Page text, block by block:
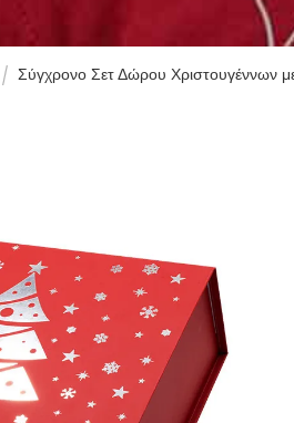
Σύγχρονο Σετ Δώρου Χριστουγέννων